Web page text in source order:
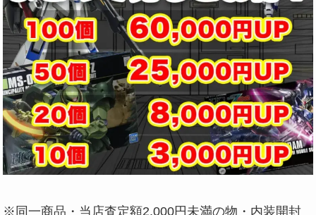
※同一商品・当店査定額2,000円未満の物・内装開封